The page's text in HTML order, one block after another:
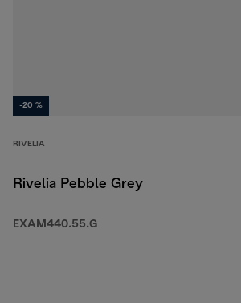
-20 %
RIVELIA
Rivelia Pebble Grey
EXAM440.55.G